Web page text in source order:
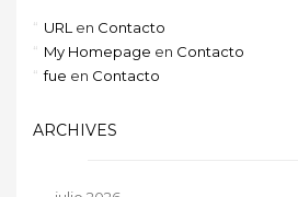
URL en Contacto
My Homepage en Contacto
fue en Contacto
ARCHIVES